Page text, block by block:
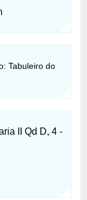
Tabuleiro do
II Qd D, 4 -